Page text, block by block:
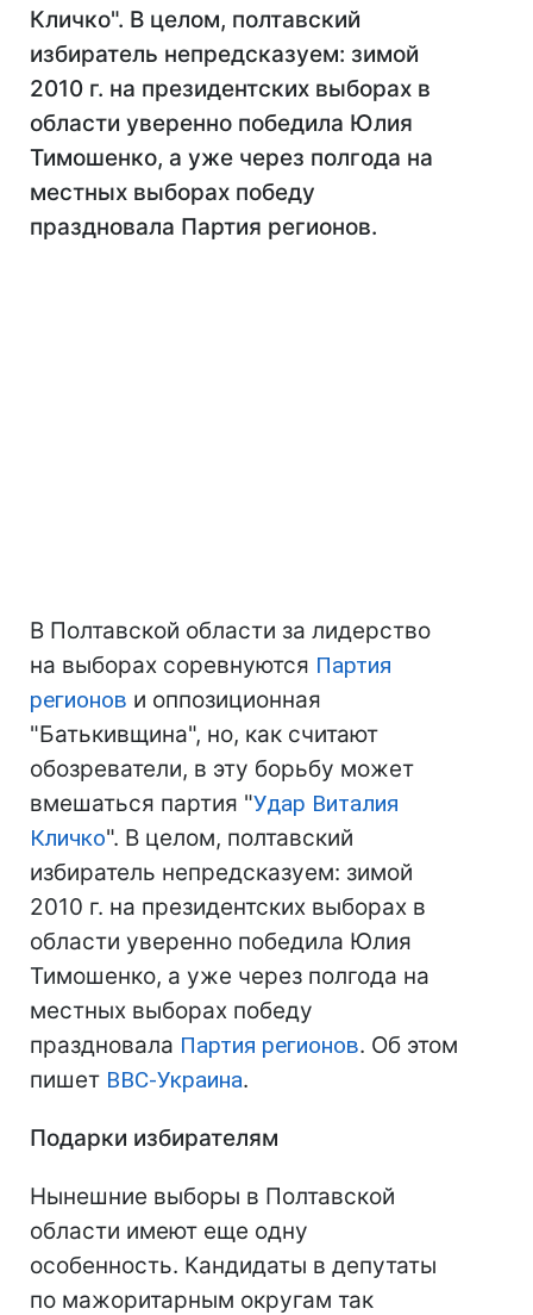
Кличко". В целом, полтавский
избиратель непредсказуем: зимой
2010 г. на президентских выборах в
области уверенно победила Юлия
Тимошенко, а уже через полгода на
местных выборах победу
праздновала Партия регионов.
В Полтавской области за лидерство
на выборах соревнуются Партия
регионов и оппозиционная
"Батькивщина", но, как считают
обозреватели, в эту борьбу может
вмешаться партия "Удар Виталия
Кличко". В целом, полтавский
избиратель непредсказуем: зимой
2010 г. на президентских выборах в
области уверенно победила Юлия
Тимошенко, а уже через полгода на
местных выборах победу
праздновала Партия регионов. Об этом
пишет ВВС-Украина.
Подарки избирателям
Нынешние выборы в Полтавской
области имеют еще одну
особенность. Кандидаты в депутаты
по мажоритарным округам так